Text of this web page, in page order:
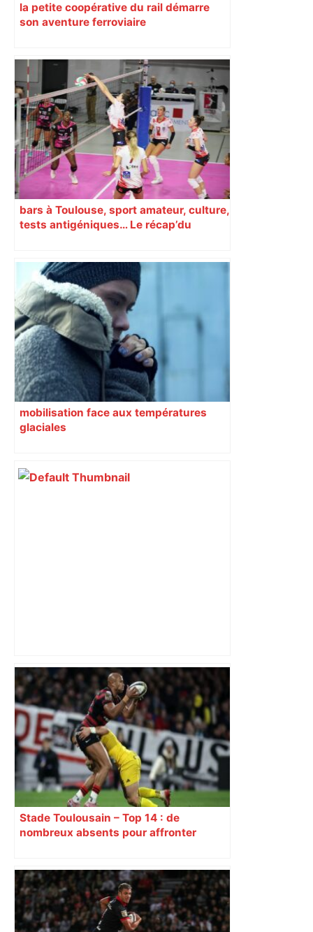
la petite coopérative du rail démarre
son aventure ferroviaire
bars à Toulouse, sport amateur, culture,
tests antigéniques… Le récap’du
mobilisation face aux températures
glaciales
Hanoucca, une fête "des lumières" de
confession juive sous haute
surveillance policière qui a rassemblé
les fidèles au cinéma Pathé Gaumont à
Labège, près de Toulouse –
ladepeche.fr
Stade Toulousain – Top 14 : de
nombreux absents pour affronter